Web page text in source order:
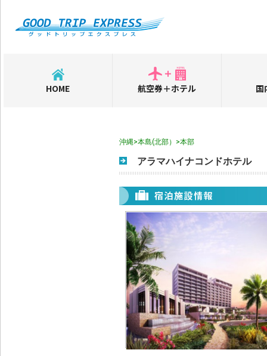
HOME 航空券＋ホテル 国
沖縄>本島(北部）>本部
アラマハイナコンドホテル